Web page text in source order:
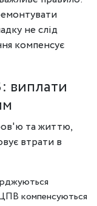
не слід
компенсує
виплати
та життю,
втрати в
компенсуються